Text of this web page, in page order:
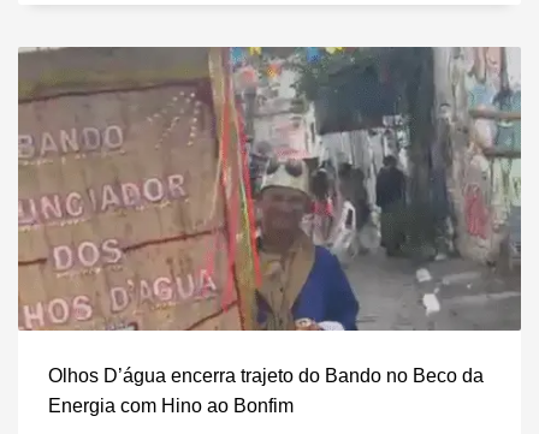
Olhos D’água encerra trajeto do Bando no Beco da
Energia com Hino ao Bonfim